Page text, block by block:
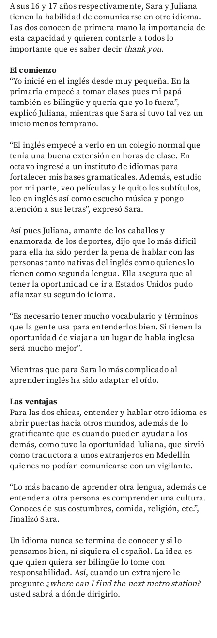
A sus 16 y 17 años respectivamente, Sara y Juliana
tienen la habilidad de comunicarse en otro idioma.
Las dos conocen de primera mano la importancia de
esta capacidad y quieren contarle a todos lo
importante que es saber decir thank you.
El comienzo
“Yo inicié en el inglés desde muy pequeña. En la
primaria empecé a tomar clases pues mi papá
también es bilingüe y quería que yo lo fuera”,
explicó Juliana, mientras que Sara sí tuvo tal vez un
inicio menos temprano.
“El inglés empecé a verlo en un colegio normal que
tenía una buena extensión en horas de clase. En
octavo ingresé a un instituto de idiomas para
fortalecer mis bases gramaticales. Además, estudio
por mi parte, veo películas y le quito los subtítulos,
leo en inglés así como escucho música y pongo
atención a sus letras”, expresó Sara.
Así pues Juliana, amante de los caballos y
enamorada de los deportes, dijo que lo más difícil
para ella ha sido perder la pena de hablar con las
personas tanto nativas del inglés como quienes lo
tienen como segunda lengua. Ella asegura que al
tener la oportunidad de ir a Estados Unidos pudo
afianzar su segundo idioma.
“Es necesario tener mucho vocabulario y términos
que la gente usa para entenderlos bien. Si tienen la
oportunidad de viajar a un lugar de habla inglesa
será mucho mejor”.
Mientras que para Sara lo más complicado al
aprender inglés ha sido adaptar el oído.
Las ventajas
Para las dos chicas, entender y hablar otro idioma es
abrir puertas hacia otros mundos, además de lo
gratificante que es cuando pueden ayudar a los
demás, como tuvo la oportunidad Juliana, que sirvió
como traductora a unos extranjeros en Medellín
quienes no podían comunicarse con un vigilante.
“Lo más bacano de aprender otra lengua, además de
entender a otra persona es comprender una cultura.
Conoces de sus costumbres, comida, religión, etc.”,
finalizó Sara.
Un idioma nunca se termina de conocer y si lo
pensamos bien, ni siquiera el español. La idea es
que quien quiera ser bilingüe lo tome con
responsabilidad. Así, cuando un extranjero le
pregunte ¿where can I find the next metro station?
usted sabrá a dónde dirigirlo.